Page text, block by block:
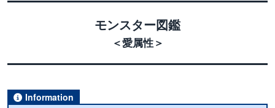
モンスター図鑑
＜愛属性＞
Information